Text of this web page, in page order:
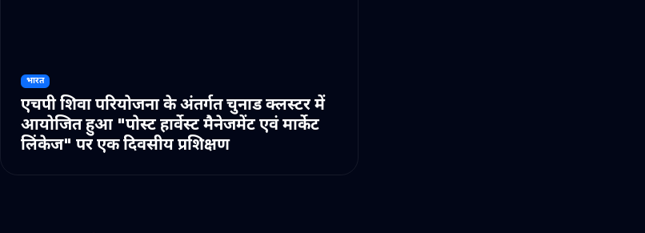
भारत
एचपी शिवा परियोजना के अंतर्गत चुनाड क्लस्टर में
आयोजित हुआ "पोस्ट हार्वेस्ट मैनेजमेंट एवं मार्केट
लिंकेज" पर एक दिवसीय प्रशिक्षण